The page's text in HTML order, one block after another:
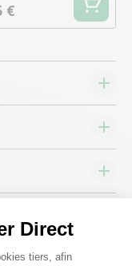
Direct
tiers, afin
€